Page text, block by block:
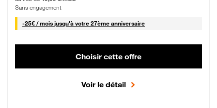
Sans engagement
-25€ / mois25 € par mois
jusqu'à votre 27ème anniversaire
Choisir cette offre
Voir le détail